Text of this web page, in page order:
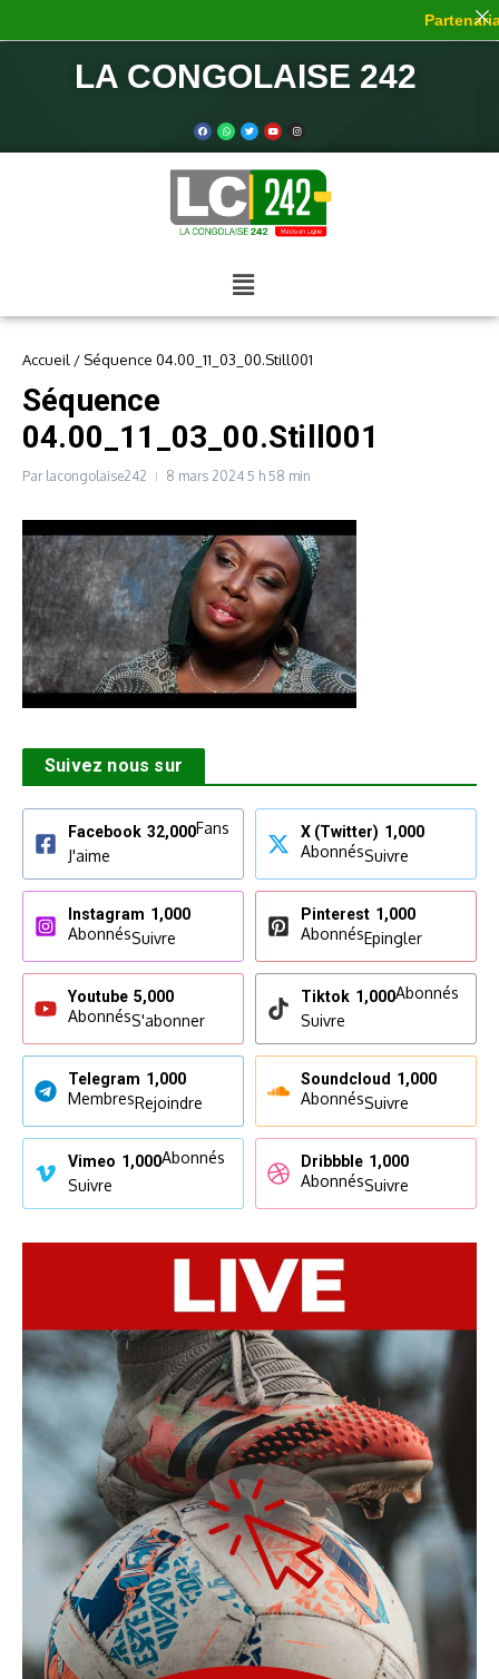
LA CONGOLAISE 242
Accueil / Séquence 04.00_11_03_00.Still001
Séquence
04.00_11_03_00.Still001
Par lacongolaise242 8 mars 2024 5 h 58 min
Suivez nous sur
Facebook 32,000Fans
J'aime
X (Twitter) 1,000
AbonnésSuivre
Instagram 1,000
AbonnésSuivre
Pinterest 1,000
AbonnésEpingler
Youtube 5,000
AbonnésS'abonner
Tiktok 1,000Abonnés
Suivre
Telegram 1,000
MembresRejoindre
Soundcloud 1,000
AbonnésSuivre
Vimeo 1,000Abonnés
Suivre
Dribbble 1,000
AbonnésSuivre